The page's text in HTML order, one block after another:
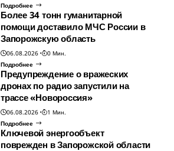
Подробнее
Более 34 тонн гуманитарной
помощи доставило МЧС России в
Запорожскую область
06.08.2026
0 Мин.
Подробнее
Предупреждение о вражеских
дронах по радио запустили на
трассе «Новороссия»
06.08.2026
1 Мин.
Подробнее
Ключевой энергообъект
поврежден в Запорожской области